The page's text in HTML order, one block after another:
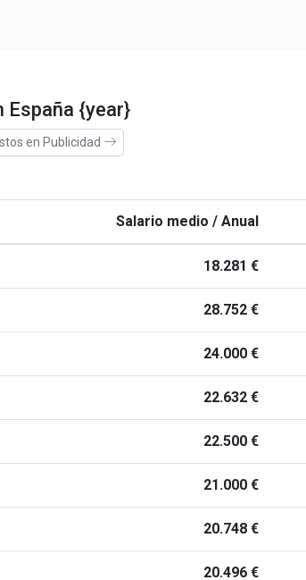
España {year}
en Publicidad
Salario medio / Anual
18.281 €
28.752 €
24.000 €
22.632 €
22.500 €
21.000 €
20.748 €
20.496 €